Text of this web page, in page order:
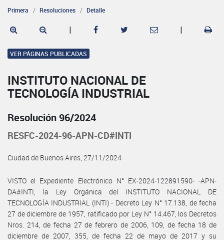
Primera Resoluciones Detalle
| |
VER PÁGINAS PUBLICADAS
INSTITUTO NACIONAL DE
TECNOLOGÍA INDUSTRIAL
Resolución 96/2024
RESFC-2024-96-APN-CD#INTI
Ciudad de Buenos Aires, 27/11/2024
VISTO el Expediente Electrónico N° EX-2024-122891590- -APN-
DA#INTI, la Ley Orgánica del INSTITUTO NACIONAL DE
TECNOLOGÍA INDUSTRIAL (INTI) - Decreto Ley N° 17.138, de fecha
27 de diciembre de 1957, ratificado por Ley N° 14.467, los Decretos
Nros. 214, de fecha 27 de febrero de 2006, 109, de fecha 18 de
diciembre de 2007, 355, de fecha 22 de mayo de 2017 y su